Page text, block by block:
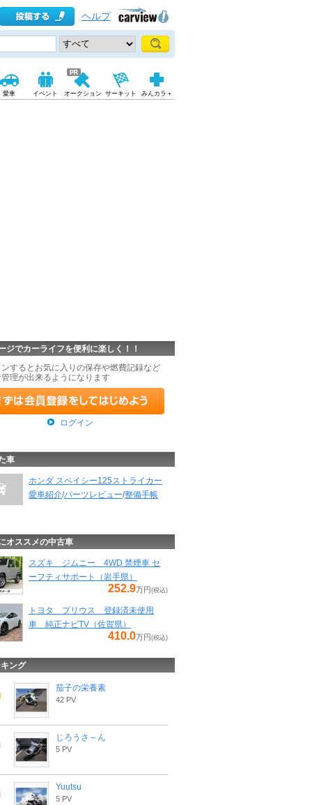
ヘルプ
愛車 イベント オークション サーキット みんカラ＋
ジでカーライフを便利に楽しく！！
するとお気に入りの保存や燃費記録など
理が出来るようになります
ログイン
車
ホンダ スペイシー125ストライカー
愛車紹介/パーツレビュー/整備手帳
オススメの中古車
スズキ ジムニー 4WD 禁煙車 セ
ーフティサポート（岩手県）
252.9万円 (税込)
トヨタ プリウス 登録済未使用
車 純正ナビTV（佐賀県）
410.0万円 (税込)
ング
茄子の栄養素
42 PV
じろうさ～ん
5 PV
Yuutsu
5 PV